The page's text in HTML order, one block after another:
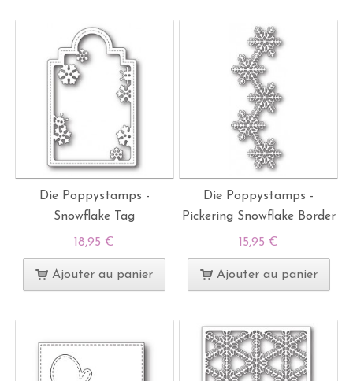
Die Poppystamps -
Snowflake Tag
18,95 €
Ajouter au panier
Die Poppystamps -
Pickering Snowflake Border
15,95 €
Ajouter au panier